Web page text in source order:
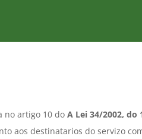
no artigo 10 do A Lei 34/2002, do
aos destinatarios do servizo